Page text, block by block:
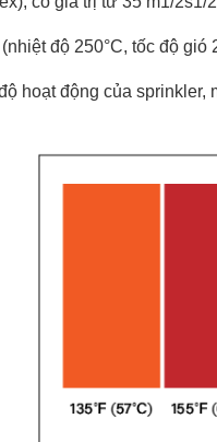
độ 250°C, tốc độ
hoạt động của